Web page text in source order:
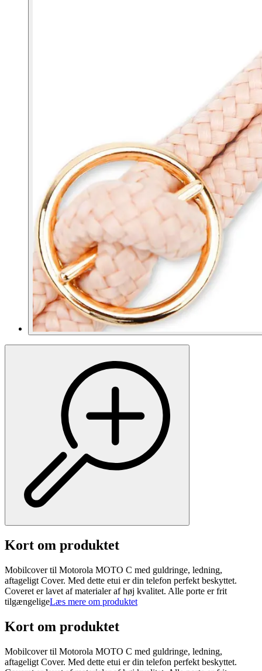
Kort om produktet
Mobilcover til Motorola MOTO C med guldringe, ledning,
aftageligt Cover. Med dette etui er din telefon perfekt beskyttet.
Coveret er lavet af materialer af høj kvalitet. Alle porte er frit
tilgængeligeLæs mere om produktet
Kort om produktet
Mobilcover til Motorola MOTO C med guldringe, ledning,
aftageligt Cover. Med dette etui er din telefon perfekt beskyttet.